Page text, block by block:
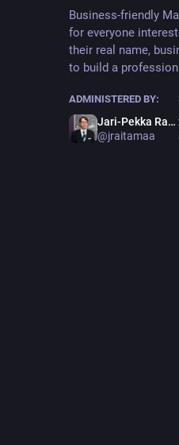
Business-friendly
for everyone
their real name,
to build a
ADMINISTERED BY:
Jari-Pekka Raitamaa 杰瑞
@jraitamaa